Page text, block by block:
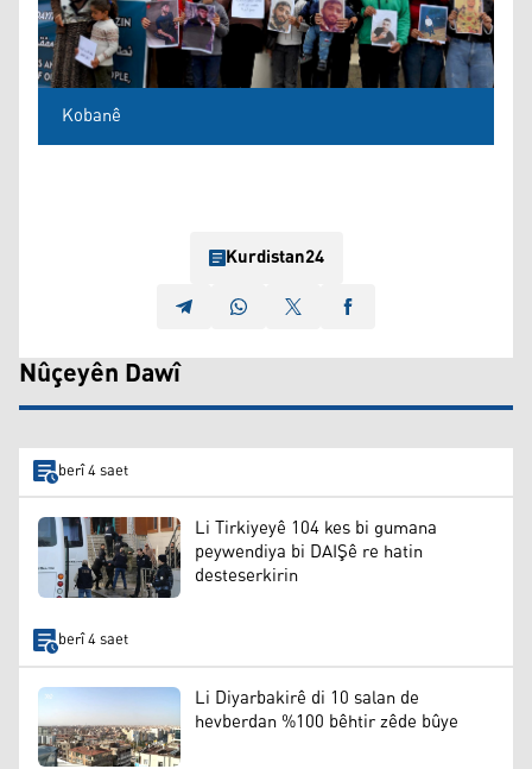
Kobanê
Kurdistan24
Nûçeyên Dawî
berî 4 saet
Li Tirkiyeyê 104 kes bi gumana
peywendiya bi DAIŞê re hatin
desteserkirin
berî 4 saet
Li Diyarbakirê di 10 salan de
hevberdan %100 bêhtir zêde bûye